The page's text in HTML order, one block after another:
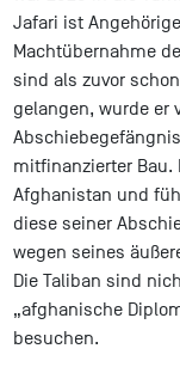
Jafari ist
Machtübernahme
sind als zuvor
gelangen, wurde er
mitfinanzierter Bau.
Afghanistan und
diese seiner
wegen seines
Die Taliban sind
„afghanische
besuchen.